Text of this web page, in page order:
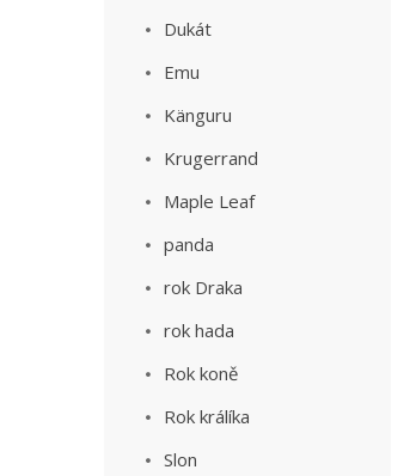
Dukát
Emu
Känguru
Krugerrand
Maple Leaf
panda
rok Draka
rok hada
Rok koně
Rok králíka
Slon